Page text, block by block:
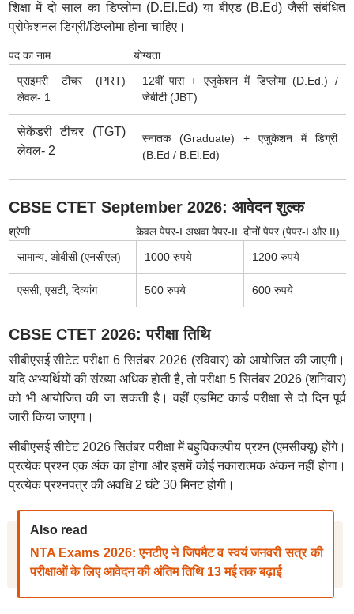
शिक्षा में दो साल का डिप्लोमा (D.El.Ed) या बीएड (B.Ed) जैसी संबंधित
प्रोफेशनल डिग्री/डिप्लोमा होना चाहिए।
पद का नाम
योग्यता
प्राइमरी टीचर (PRT)
लेवल- 1
12वीं पास + एजुकेशन में डिप्लोमा (D.Ed.) /
जेबीटी (JBT)
सेकेंडरी टीचर (TGT)
लेवल- 2
स्नातक (Graduate) + एजुकेशन में डिग्री
(B.Ed / B.El.Ed)
CBSE CTET September 2026: आवेदन शुल्क
श्रेणी केवल पेपर-I अथवा पेपर-II दोनों पेपर (पेपर-I और II)
सामान्य, ओबीसी (एनसीएल)
1000 रुपये 1200 रुपये
एससी, एसटी, दिव्यांग 500 रुपये 600 रुपये
CBSE CTET 2026: परीक्षा तिथि
सीबीएसई सीटेट परीक्षा 6 सितंबर 2026 (रविवार) को आयोजित की जाएगी।
यदि अभ्यर्थियों की संख्या अधिक होती है, तो परीक्षा 5 सितंबर 2026 (शनिवार)
को भी आयोजित की जा सकती है। वहीं एडमिट कार्ड परीक्षा से दो दिन पूर्व
जारी किया जाएगा।
सीबीएसई सीटेट 2026 सितंबर परीक्षा में बहुविकल्पीय प्रश्न (एमसीक्यू) होंगे।
प्रत्येक प्रश्न एक अंक का होगा और इसमें कोई नकारात्मक अंकन नहीं होगा।
प्रत्येक प्रश्नपत्र की अवधि 2 घंटे 30 मिनट होगी।
Also read
NTA Exams 2026: एनटीए ने जिपमैट व स्वयं जनवरी सत्र की
परीक्षाओं के लिए आवेदन की अंतिम तिथि 13 मई तक बढ़ाई